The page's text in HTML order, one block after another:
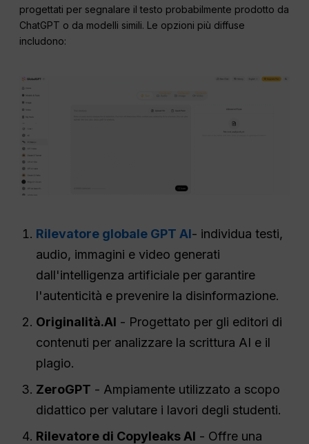
progettati per segnalare il testo probabilmente prodotto da
ChatGPT o da modelli simili. Le opzioni più diffuse
includono:
Rilevatore globale GPT AI- individua testi,
audio, immagini e video generati
dall'intelligenza artificiale per garantire
l'autenticità e prevenire la disinformazione.
Originalità.AI - Progettato per gli editori di
contenuti per analizzare la scrittura AI e il
plagio.
ZeroGPT - Ampiamente utilizzato a scopo
didattico per valutare i lavori degli studenti.
Rilevatore di Copyleaks AI - Offre una